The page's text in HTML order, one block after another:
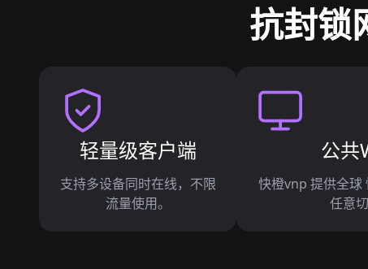
抗封锁
轻量级客户端
支持多设备同时在线，不限
流量使用。
公共
快橙vnp 提供全球
任意